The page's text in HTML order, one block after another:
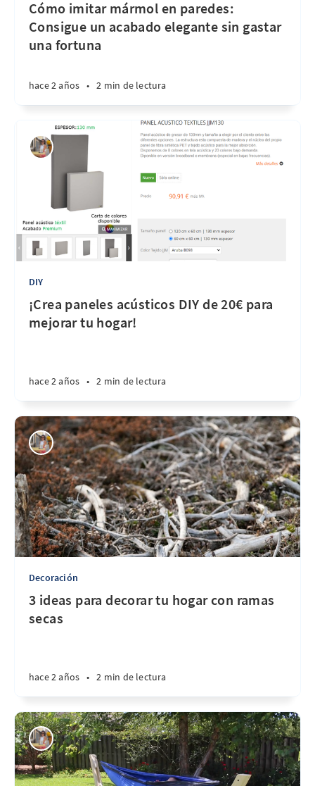
Cómo imitar mármol en paredes:
Consigue un acabado elegante sin gastar
una fortuna
hace 2 años • 2 min de lectura
DIY
¡Crea paneles acústicos DIY de 20€ para
mejorar tu hogar!
hace 2 años • 2 min de lectura
Decoración
3 ideas para decorar tu hogar con ramas
secas
hace 2 años • 2 min de lectura